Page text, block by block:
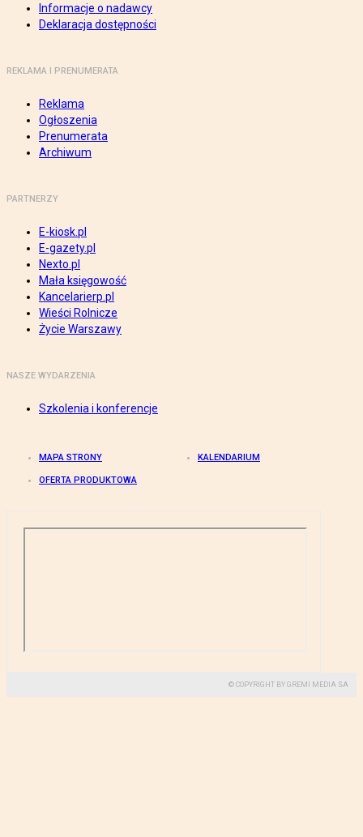
Informacje o nadawcy
Deklaracja dostępności
REKLAMA I PRENUMERATA
Reklama
Ogłoszenia
Prenumerata
Archiwum
PARTNERZY
E-kiosk.pl
E-gazety.pl
Nexto.pl
Mała księgowość
Kancelarierp.pl
Wieści Rolnicze
Życie Warszawy
NASZE WYDARZENIA
Szkolenia i konferencje
MAPA STRONY KALENDARIUM
OFERTA PRODUKTOWA
© COPYRIGHT BY GREMI MEDIA SA